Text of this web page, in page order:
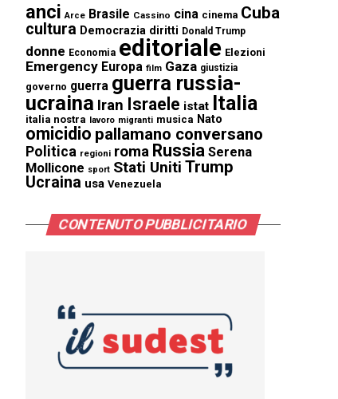
anci Arce Brasile Cassino cina cinema Cuba
cultura Democrazia diritti Donald Trump
donne Economia editoriale Elezioni
Emergency Europa film Gaza giustizia
governo guerra guerra russia-
ucraina Iran Israele istat Italia
italia nostra lavoro migranti musica Nato
omicidio pallamano conversano
Politica regioni roma Russia Serena
Mollicone sport Stati Uniti Trump
Ucraina usa Venezuela
CONTENUTO PUBBLICITARIO